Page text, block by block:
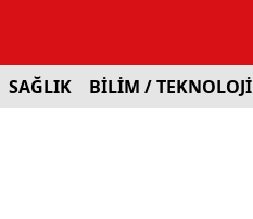
SAĞLIK BİLİM / TEKNOLOJİ